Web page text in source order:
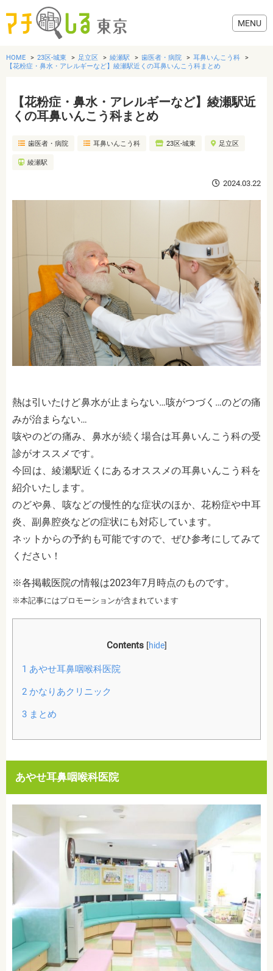
グルメ
美容・健康
生活
HOME 23区-城東 足立区 綾瀬駅 歯医者・病院
耳鼻いんこう科
【花粉症・鼻水・アレルギーなど】綾瀬駅近くの耳鼻いんこう科まとめ
【花粉症・鼻水・アレルギーなど】綾瀬駅近
くの耳鼻いんこう科まとめ
歯医者・病院 耳鼻いんこう科 23区-城東 足立区
綾瀬駅
2024.03.22
熱は引いたけど鼻水が止まらない…咳がつづく…のどの痛
みが治まらない…
咳やのどの痛み、鼻水が続く場合は耳鼻いんこう科の受
診がオススメです。
今回は、綾瀬駅近くにあるオススメの耳鼻いんこう科を
紹介いたします。
のどや鼻、咳などの慢性的な症状のほか、花粉症や中耳
炎、副鼻腔炎などの症状にも対応しています。
ネットからの予約も可能ですので、ぜひ参考にしてみて
ください！
※各掲載医院の情報は2023年7月時点のものです。
※本記事にはプロモーションが含まれています
Contents [hide]
1 あやせ耳鼻咽喉科医院
2かなりあクリニック
3まとめ
あやせ耳鼻咽喉科医院